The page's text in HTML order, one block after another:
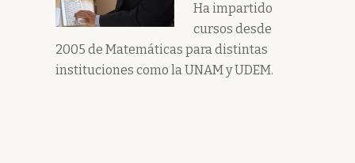
Ha impartido
cursos desde
2005 de Matemáticas para distintas
instituciones como la UNAM y UDEM.